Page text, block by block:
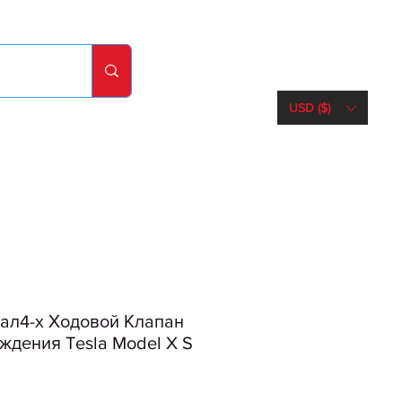
USD ($)
х Ходовой Клапан
Tesla Model X S